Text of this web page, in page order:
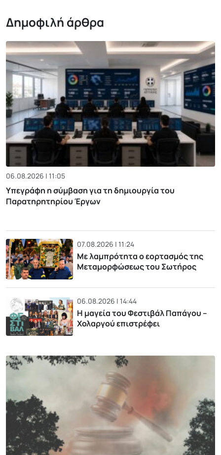
Δημοφιλή άρθρα
06.08.2026 | 11:05
Υπεγράφη η σύμβαση για τη δημιουργία του
Παρατηρητηρίου Έργων
07.08.2026 | 11:24
Με λαμπρότητα ο εορτασμός της
Μεταμορφώσεως του Σωτήρος
06.08.2026 | 14:44
Η μαγεία του Φεστιβάλ Παπάγου –
Χολαργού επιστρέφει